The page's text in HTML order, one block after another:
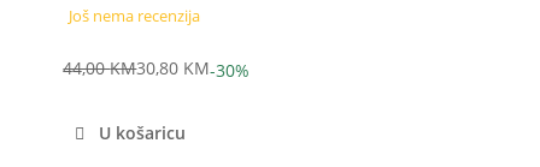
Još nema recenzija
44,00KM
Izvorna
bila
30,80 KM
Trenutna
je:
-30%
U košaricu